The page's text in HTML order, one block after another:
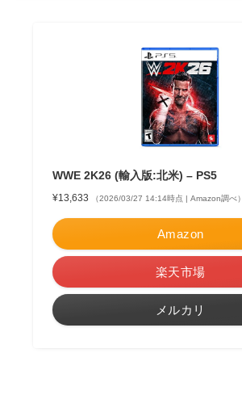
WWE 2K26 (輸入版:北米) – PS5
¥13,633 （2026/03/27 14:14時点 | Amazon調べ）
Amazon
楽天市場
メルカリ